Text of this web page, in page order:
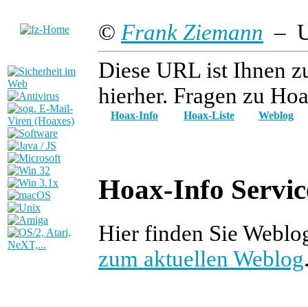
© Frank Ziemann –
Diese URL ist Ihnen
hierher. Fragen zu
Hoax-Info Hoax-Liste Weblog
Hoax-Info
Hier finden Sie
zum aktuellen Weblog